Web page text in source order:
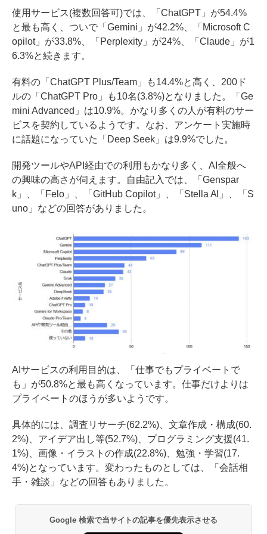
使用サービス(複数回答可)では、「ChatGPT」が54.4%
と最も高く、ついで「Gemini」が42.2%、「Microsoft C
opilot」が33.8%、「Perplexity」が24%、「Claude」が1
6.3%と続きます。
有料の「ChatGPT Plus/Team」も14.4%と高く、200ド
ルの「ChatGPT Pro」も10名(3.8%)となりました。「Ge
mini Advanced」は10.9%。かなり多くの人が有料のサー
ビスを契約しているようです。なお、アンケート実施時
に話題になっていた「Deep Seek」は9.9%でした。
開発ツールやAPI経由での利用もかなり多く、AI全般へ
の興味の高さが伺えます。自由記入では、「Genspar
k」、「Felo」、「GitHub Copilot」、「Stella AI」、「S
uno」などの回答がありました。
AIサービスの利用目的は、「仕事でもプライベートで
も」が50.8%と最も高くなっています。仕事だけよりは
プライベートのほうが多いようです。
具体的には、調査リサーチ(62.2%)、文章作成・構成(60.
2%)、アイデア出し等(52.7%)、プログラミング支援(41.
1%)、画像・イラストの作成(22.8%)、勉強・学習(17.
4%)となっています。変わったものとしては、「会話相
手・雑談」などの回答もありました。
Google 検索で当サイトの記事を優先表示させる